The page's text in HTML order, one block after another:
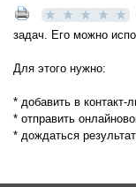
задач. Его можно
Для этого нужно:
* добавить в контакт-
* отправить
* дождаться